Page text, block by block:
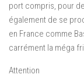
port compris, pour
également de se
en France comme
carrément la méga
Attention